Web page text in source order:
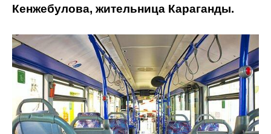
Кенжебулова, жительница Караганды.